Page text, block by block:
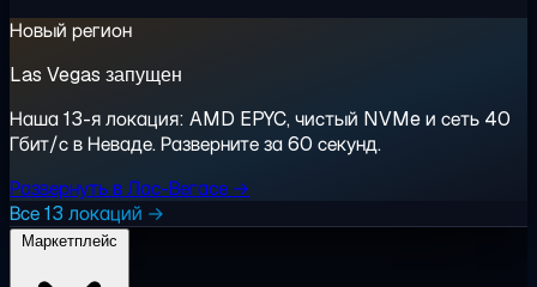
Новый регион
Las Vegas запущен
Наша 13-я локация: AMD EPYC, чистый NVMe и сеть 40
Гбит/с в Неваде. Разверните за 60 секунд.
Развернуть в Лас-Вегасе →
Все 13 локаций →